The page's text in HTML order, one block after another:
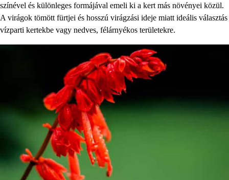
színével és különleges formájával emeli ki a kert más növényei közül.
A virágok tömött fürtjei és hosszú virágzási ideje miatt ideális választás
vízparti kertekbe vagy nedves, félárnyékos területekre.